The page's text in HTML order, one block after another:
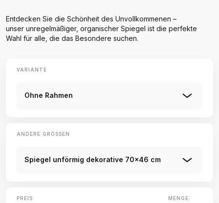
Entdecken Sie die Schönheit des Unvollkommenen –
unser unregelmäßiger, organischer Spiegel ist die perfekte
Wahl für alle, die das Besondere suchen.
VARIANTE
Ohne Rahmen
ANDERE GRÖSSEN
Spiegel unförmig dekorative 70x46 cm
PREIS MENGE: